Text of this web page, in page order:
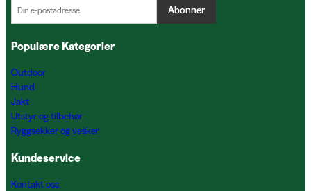
Abonner
Populære Kategorier
Outdoor
Hund
Jakt
Utstyr og tilbehør
Ryggsekker og vesker
Kundeservice
Kontakt oss